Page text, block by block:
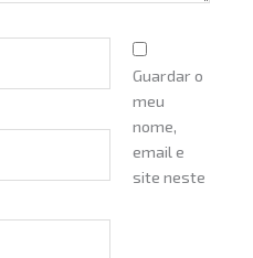
Guardar o
meu
nome,
email e
site neste